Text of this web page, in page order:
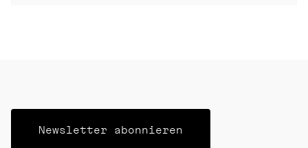
Newsletter abonnieren